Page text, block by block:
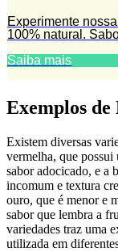
Experimente
100% natural.
Saiba mais
Exemplos de
Existem diversas
vermelha, que possui
sabor adocicado, e a
incomum e textura
ouro, que é menor e
sabor que lembra a
variedades traz uma
utilizada em